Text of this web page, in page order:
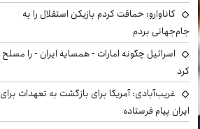
کاناوارو: حماقت کردم بازیکن استقلال را به
جام‌جهانی بردم
اسرائیل چگونه امارات - همسایه ایران - را مسلح
کرد
غریب‌آبادی: آمریکا برای بازگشت به تعهدات برای
ایران پیام فرستاده